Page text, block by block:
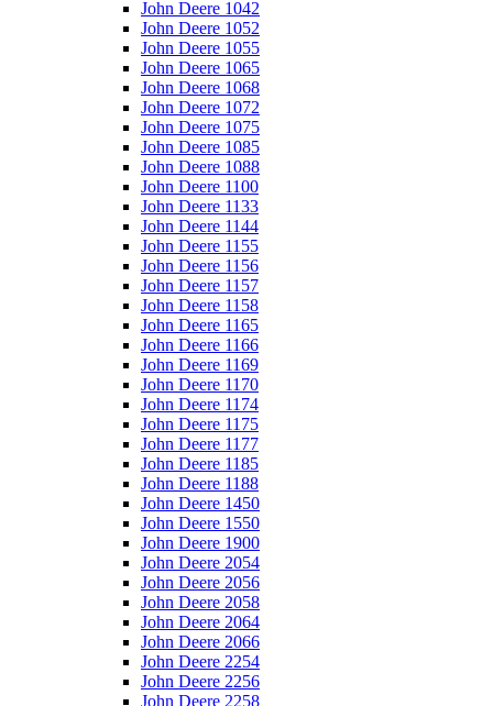
John Deere 1042
John Deere 1052
John Deere 1055
John Deere 1065
John Deere 1068
John Deere 1072
John Deere 1075
John Deere 1085
John Deere 1088
John Deere 1100
John Deere 1133
John Deere 1144
John Deere 1155
John Deere 1156
John Deere 1157
John Deere 1158
John Deere 1165
John Deere 1166
John Deere 1169
John Deere 1170
John Deere 1174
John Deere 1175
John Deere 1177
John Deere 1185
John Deere 1188
John Deere 1450
John Deere 1550
John Deere 1900
John Deere 2054
John Deere 2056
John Deere 2058
John Deere 2064
John Deere 2066
John Deere 2254
John Deere 2256
John Deere 2258